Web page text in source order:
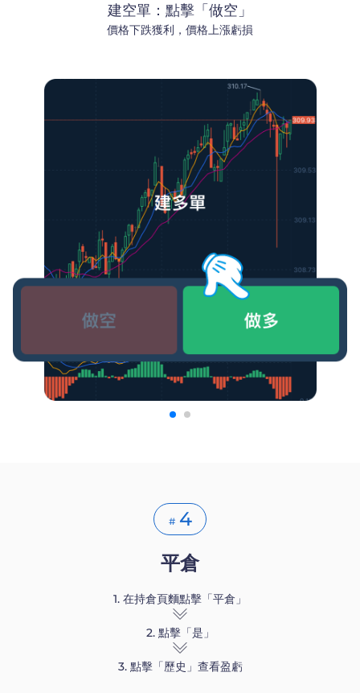
建空單：點擊「做空」
價格下跌獲利，價格上漲虧損
# 4
平倉
1. 在持倉頁麵點擊「平倉」
2. 點擊「是」
3. 點擊「歷史」查看盈虧